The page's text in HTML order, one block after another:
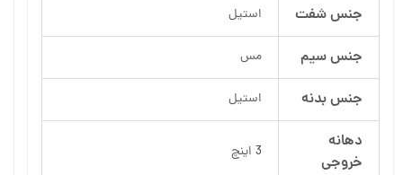
جنس شفت استیل
جنس سیم مس
جنس بدنه استیل
دهانه
خروجی
3 اینچ